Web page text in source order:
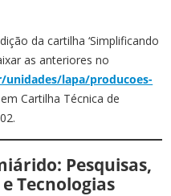
da cartilha ‘Simplificando
as anteriores no
lapa/producoes-
Cartilha Técnica de
Pesquisas,
Tecnologias